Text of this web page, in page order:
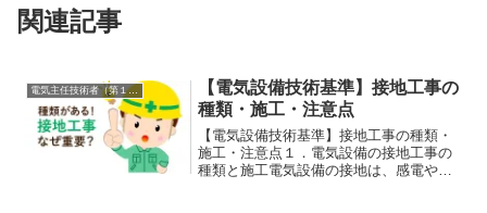
関連記事
電気主任技術者（第１種、２種、３種）
【電気設備技術基準】接地工事の
種類・施工・注意点
【電気設備技術基準】接地工事の種類・
施工・注意点１．電気設備の接地工事の
種類と施工電気設備の接地は、感電や火